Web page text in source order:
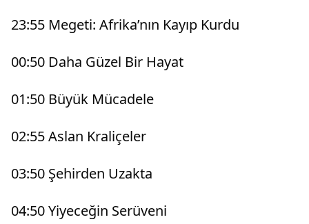
23:55 Megeti: Afrika’nın Kayıp Kurdu
00:50 Daha Güzel Bir Hayat
01:50 Büyük Mücadele
02:55 Aslan Kraliçeler
03:50 Şehirden Uzakta
04:50 Yiyeceğin Serüveni